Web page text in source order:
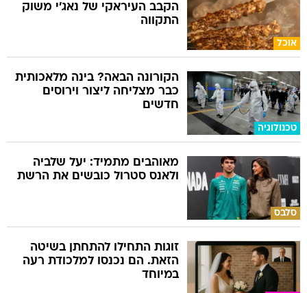
אוכל
הקבב העיראקי של נאג׳י משוק
התקווה
טכנולוגיה
הקורונה הבאה? בינה מלאכותית
כבר מצליחה ליצור וירוסים
חדשים
סלבס
מאוהבים מתמיד: יעל שלביה
ולאנס סטרול כובשים את הרשת
זוגות התחילו להתחתן בשיטה
הזאת. הם נכנסו למלכודת רעה
במיוחד